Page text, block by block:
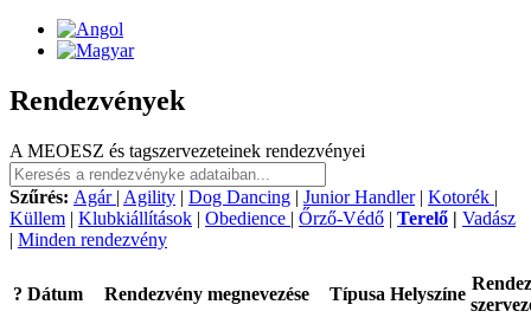
Rendezvények
A MEOESZ és tagszervezeteinek rendezvényei
Szűrés: Agár | Agility | Dog Dancing | Junior Handler| Kotorék |
Küllem | Klubkiállítások | Obedience | Őrző-Védő | Terelő | Vadász
| Minden rendezvény
? Dátum Rendezvény megnevezése Típusa Helyszíne